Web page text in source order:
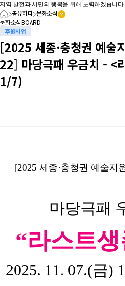
지역 발전과 시민의 행복을 위해 노력하겠습니다.
공유하다 문화소식
문화소식BOARD
후원사업
[2025 세종·충청권 예술
22] 마당극패 우금치 - <
1/7)
[2025 세종·충청권 예술지
마당극패
“라스트
2025. 11. 07.(금)